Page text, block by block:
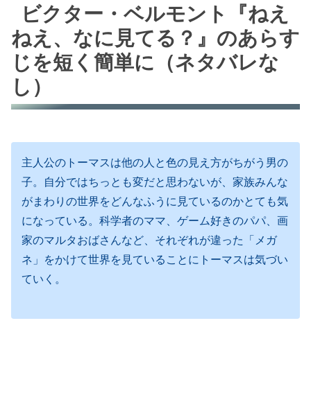
ビクター・ベルモント『ねえ
ねえ、なに見てる？』のあらす
じを短く簡単に（ネタバレな
し）
主人公のトーマスは他の人と色の見え方がちがう男の
子。自分ではちっとも変だと思わないが、家族みんな
がまわりの世界をどんなふうに見ているのかとても気
になっている。科学者のママ、ゲーム好きのパパ、画
家のマルタおばさんなど、それぞれが違った「メガ
ネ」をかけて世界を見ていることにトーマスは気づい
ていく。